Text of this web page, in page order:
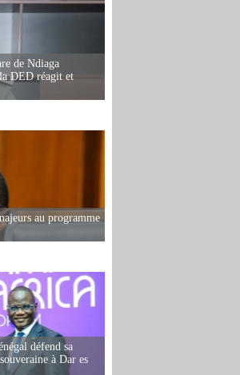
de Ndiaga
DED réagit et
au programme
défend sa
à Dar es